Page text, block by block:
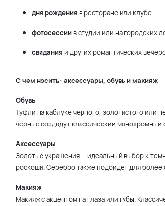
дня рождения в ресторане или клубе;
фотосессии в студии или на городских
свидания и других романтических
С чем носить: аксессуары, обувь и макияж
Обувь
Туфли на каблуке черного, золотистого или
черные создадут классический монохромный
Аксессуары
Золотые украшения — идеальный выбор к
роскоши. Серебро также подойдет для более
Макияж
Макияж с акцентом на глаза или губы.